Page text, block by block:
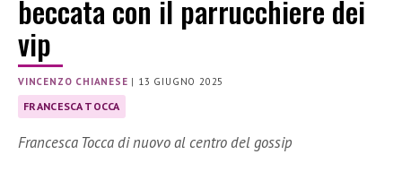
beccata con il parrucchiere dei
vip
VINCENZO CHIANESE | 13 GIUGNO 2025
FRANCESCA TOCCA
Francesca Tocca di nuovo al centro del gossip